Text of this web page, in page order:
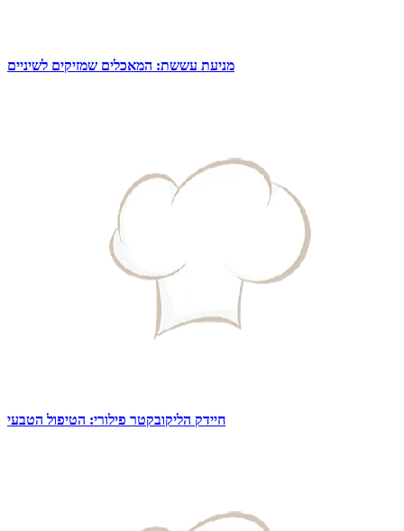
מניעת עששת: המאכלים שמזיקים לשיניים
חיידק הליקובקטר פילורי: הטיפול הטבעי